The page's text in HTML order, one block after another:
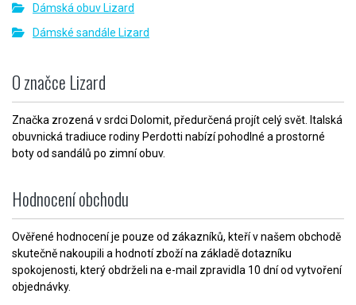
Dámská obuv Lizard
Dámské sandále Lizard
O značce Lizard
Značka zrozená v srdci Dolomit, předurčená projít celý svět. Italská
obuvnická tradiuce rodiny Perdotti nabízí pohodlné a prostorné
boty od sandálů po zimní obuv.
Hodnocení obchodu
Ověřené hodnocení je pouze od zákazníků, kteří v našem obchodě
skutečně nakoupili a hodnotí zboží na základě dotazníku
spokojenosti, který obdrželi na e-mail zpravidla 10 dní od vytvoření
objednávky.